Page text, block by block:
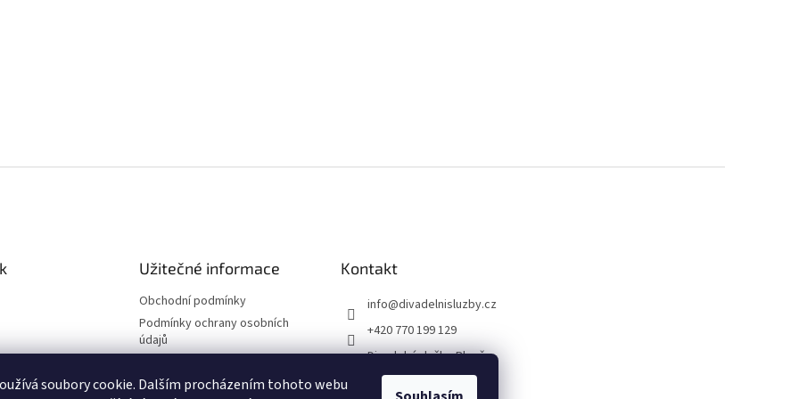
soubory cookie. Dalším procházením tohoto webu
Užitečné informace
Obchodní podmínky
Podmínky ochrany osobních
údajů
Reklamační řád
Kontakt
info@divadelnisluzby.cz
+420 770 199 129
Divadelní služby Plzeň
divadelni_sluzby_plzen